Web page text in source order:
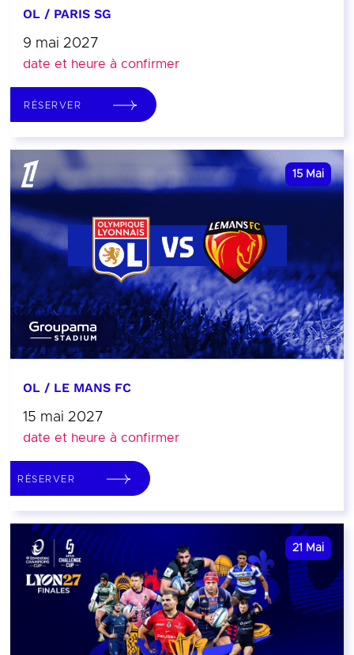
OL / PARIS SG
9 mai 2027
date et heure à confirmer
RÉSERVER
15 Mai
OL / LE MANS FC
15 mai 2027
date et heure à confirmer
RÉSERVER
21 Mai